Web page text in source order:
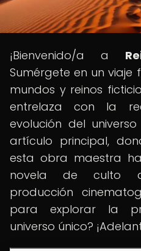
¡Bienvenido/a a
Sumérgete en un
mundos y reinos
entrelaza con la
evolución del
artículo principal,
esta obra maestra
novela de culto
producción
para explorar la
universo único?